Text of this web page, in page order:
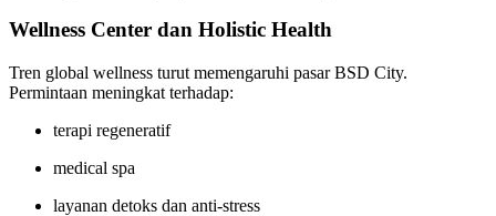
Wellness Center dan Holistic Health
Tren global wellness turut memengaruhi pasar BSD City.
Permintaan meningkat terhadap:
terapi regeneratif
medical spa
layanan detoks dan anti-stress